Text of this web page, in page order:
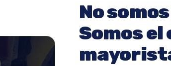
No
Somos